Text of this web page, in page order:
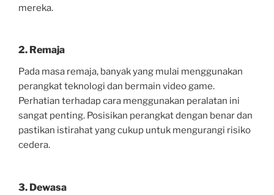
mereka.
2. Remaja
Pada masa remaja, banyak yang mulai menggunakan
perangkat teknologi dan bermain video game.
Perhatian terhadap cara menggunakan peralatan ini
sangat penting. Posisikan perangkat dengan benar dan
pastikan istirahat yang cukup untuk mengurangi risiko
cedera.
3. Dewasa